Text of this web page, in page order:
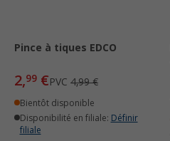
Pince à tiques EDCO
2,99 €PVC 4,99 €
Bientôt disponible
Disponibilité en filiale: Définir
filiale